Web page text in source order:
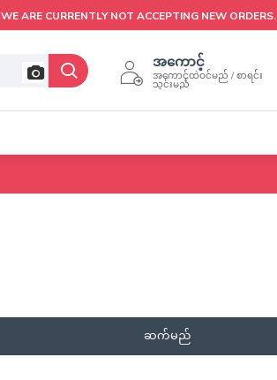
ARE CURRENTLY NOT ACCEPTING NEW ORDERS.
အကောင့်
အကောင့်ထဲဝင်မည် / စာရင်း
သွင်းမည်
ဆက်မည်